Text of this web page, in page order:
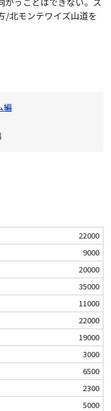
/北モンテワイズ山道を
編
22000
9000
20000
35000
11000
22000
19000
3000
6500
2300
5000